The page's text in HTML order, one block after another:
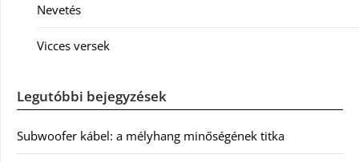
Nevetés
Vicces versek
Legutóbbi bejegyzések
Subwoofer kábel: a mélyhang minőségének titka